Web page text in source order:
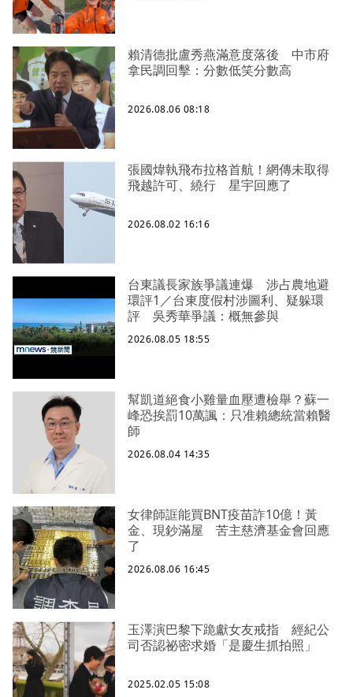
賴清德批盧秀燕滿意度落後 中市府
拿民調回擊：分數低笑分數高
2026.08.06 08:18
張國煒執飛布拉格首航！網傳未取得
飛越許可、繞行 星宇回應了
2026.08.02 16:16
台東議長家族爭議連爆 涉占農地避
環評1／台東度假村涉圖利、疑躲環
評 吳秀華爭議：概無參與
2026.08.05 18:55
幫凱道絕食小雞量血壓遭檢舉？蘇一
峰恐挨罰10萬諷：只准賴總統當賴醫
師
2026.08.04 14:35
女律師誆能買BNT疫苗詐10億！黃
金、現鈔滿屋 苦主慈濟基金會回應
了
2026.08.06 16:45
玉澤演巴黎下跪獻女友戒指 經紀公
司否認祕密求婚「是慶生抓拍照」
2025.02.05 15:08